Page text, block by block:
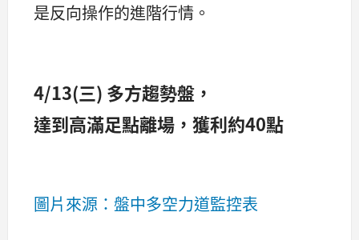
是反向操作的進階行情。
4/13(三) 多方趨勢盤，
達到高滿足點離場，獲利約40點
圖片來源：盤中多空力道監控表